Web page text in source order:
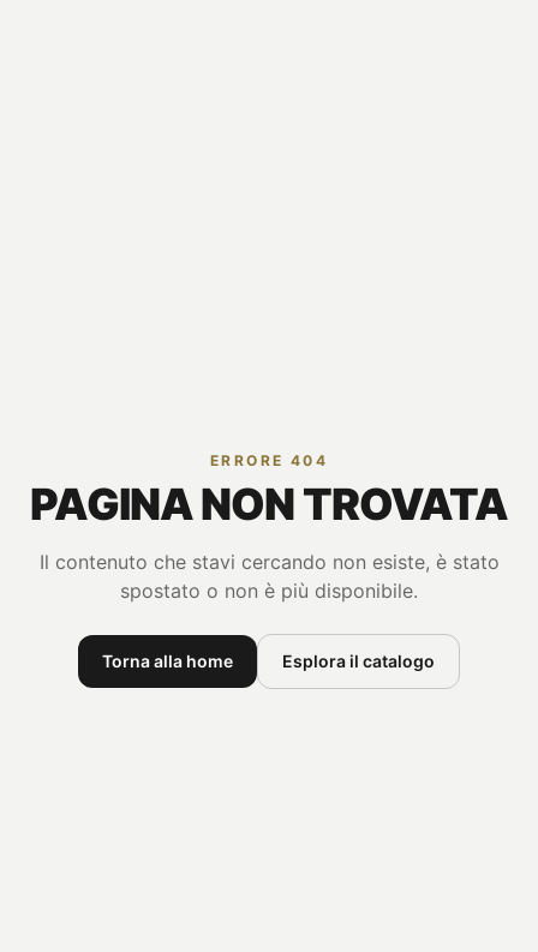
ERRORE 404
PAGINA NON TROVATA
Il contenuto che stavi cercando non esiste, è stato
spostato o non è più disponibile.
Torna alla home Esplora il catalogo